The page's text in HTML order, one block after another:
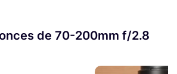
de 70-200mm f/2.8